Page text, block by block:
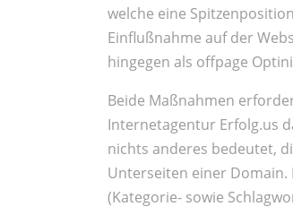
welche eine
Einflußnahme auf der
hingegen als offpage
Beide Maßnahmen
Internetagentur Erfolg.us
nichts anderes bedeutet,
Unterseiten einer Domain.
(Kategorie- sowie